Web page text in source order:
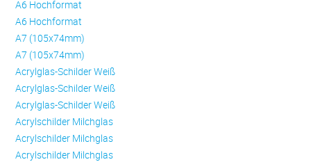
A6 Hochformat
A6 Hochformat
A7 (105x74mm)
A7 (105x74mm)
Acrylglas-Schilder Weiß
Acrylglas-Schilder Weiß
Acrylglas-Schilder Weiß
Acrylschilder Milchglas
Acrylschilder Milchglas
Acrylschilder Milchglas